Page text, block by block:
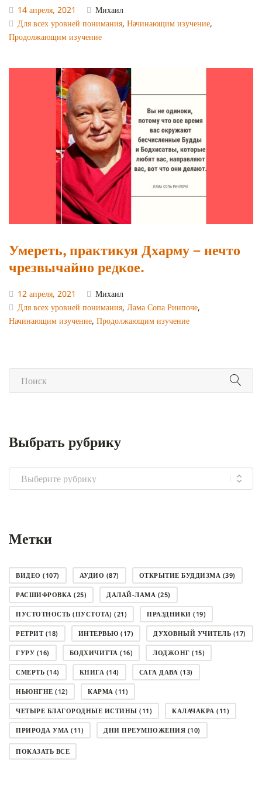
14 апреля, 2021
Михаил
Для всех уровней понимания, Начинающим изучение,
Продолжающим изучение
Умереть, практикуя Дхарму – нечто
чрезвычайно редкое.
12 апреля, 2021
Михаил
Для всех уровней понимания, Лама Сопа Ринпоче,
Начинающим изучение, Продолжающим изучение
Выбрать рубрику
Выбрать
рубрику
Метки
ВИДЕО (107) АУДИО (87) ОТКРЫТИЕ БУДДИЗМА (39)
РАСШИФРОВКА (25) ДАЛАЙ-ЛАМА (25)
ПУСТОТНОСТЬ (ПУСТОТА) (21) ПРАЗДНИКИ (19)
РЕТРИТ(18) ИНТЕРВЬЮ (17) ДУХОВНЫЙ УЧИТЕЛЬ (17)
ГУРУ (16) БОДХИЧИТТА (16) ЛОДЖОНГ (15)
СМЕРТЬ (14) КНИГА (14) САГА ДАВА (13)
НЬЮНГНЕ (12) КАРМА (11)
ЧЕТЫРЕ БЛАГОРОДНЫЕ ИСТИНЫ (11) КАЛАЧАКРА (11)
ПРИРОДА УМА (11) ДНИ ПРЕУМНОЖЕНИЯ (10)
СОВЕТ(10)
ПОКАЗАТЬ ВСЕ